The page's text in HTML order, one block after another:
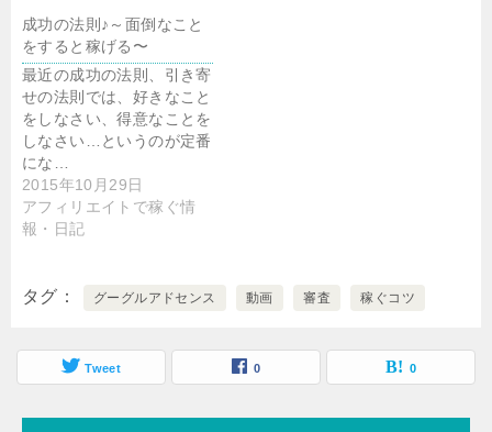
成功の法則♪～面倒なこと
をすると稼げる〜
最近の成功の法則、引き寄
せの法則では、好きなこと
をしなさい、得意なことを
しなさい…というのが定番
にな…
2015年10月29日
アフィリエイトで稼ぐ情
報・日記
タグ グーグルアドセンス 動画 審査 稼ぐコツ
Tweet 0 0